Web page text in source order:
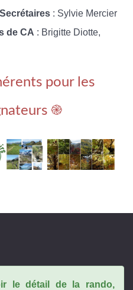
Secrétaires : Sylvie Mercier
de CA : Brigitte Diotte,
pour les
֎
le détail de la rando,